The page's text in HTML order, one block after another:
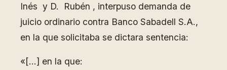
Inés y D. Rubén , interpuso demanda de
juicio ordinario contra Banco Sabadell S.A.,
en la que solicitaba se dictara sentencia:
«[…] en la que: